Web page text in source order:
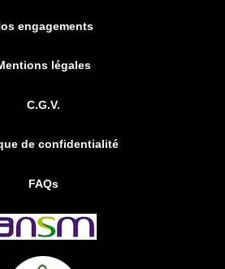
engagements
légales
C.G.V.
de confidentialité
FAQs